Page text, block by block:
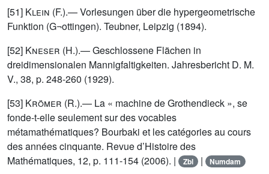
[51] Klein (F.).— Vorlesungen über die hypergeometrische
Funktion (G¬ottingen). Teubner, Leipzig (1894).
[52] Kneser (H.).— Geschlossene Flächen in
dreidimensionalen Mannigfaltigkeiten. Jahresbericht D. M.
V., 38, p. 248-260 (1929).
[53] Krömer (R.).— La « machine de Grothendieck », se
fonde-t-elle seulement sur des vocables
métamathématiques? Bourbaki et les catégories au cours
des années cinquante. Revue d’Histoire des
Mathématiques, 12, p. 111-154 (2006). |
Zbl | Numdam